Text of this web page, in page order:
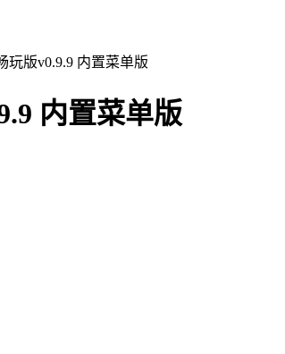
玩版v0.9.9 内置菜单版
内置菜单版